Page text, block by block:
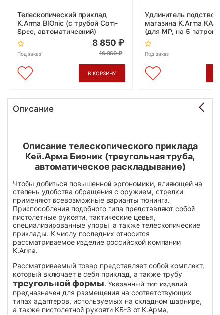
Телескопический приклад
K.Arma BIOnic (с трубой Com-
Spec, автоматический)
Под заказ
8 850
16 060
В КОРЗИНУ
Удлинитель
магазина K.Arma
(для MP, на 5
Под заказ
Описание
Описание телескопического приклада
Кей.Арма Бионик (треугольная труба,
автоматическое раскладывание)
Чтобы добиться повышенной эргономики, влияющей на
степень удобства обращения с оружием, стрелки
применяют всевозможные варианты тюнинга.
Приспособления подобного типа представляют собой
пистолетные рукояти, тактические цевья,
специализированные упоры, а также телескопические
приклады. К числу последних относится
рассматриваемое изделие российской компании
K.Arma.
Рассматриваемый товар представляет собой комплект,
который включает в себя приклад, а также трубу
треугольной формы. Указанный тип изделий
предназначен для размещения на соответствующих
типах адаптеров, используемых на складном шарнире,
а также пистолетной рукояти КБ-3 от К.Арма,